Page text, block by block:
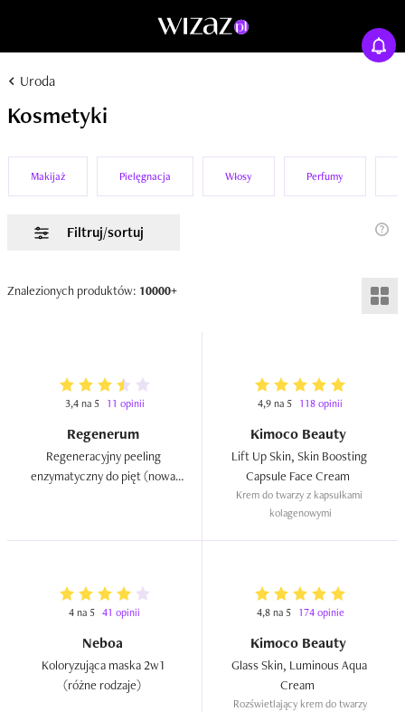
Uroda
Kosmetyki
Makijaż Pielęgnacja Włosy Perfumy
Filtruj/sortuj
Znalezionych produktów: 10000+
3,4 na 5 11 opinii
Regenerum
Regeneracyjny peeling
enzymatyczny do pięt (nowa
4,9 na 5 118 opinii
Kimoco Beauty
Lift Up Skin, Skin Boosting
Krem do twarzy z kapsułkami
kolagenowymi
4 na 5 41 opinii
Neboa
Koloryzująca maska 2w1
4,8 na 5 174 opinie
Kimoco Beauty
Glass Skin, Luminous Aqua
Rozświetlający krem do twarzy